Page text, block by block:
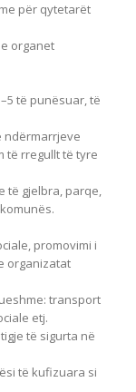
për qytetarët
organet
të punësuar, të
ndërmarrjeve
të rregullt të tyre
të gjelbra, parqe,
promovimi i
organizatat
transport
etj.
të sigurta në
të kufizuara si